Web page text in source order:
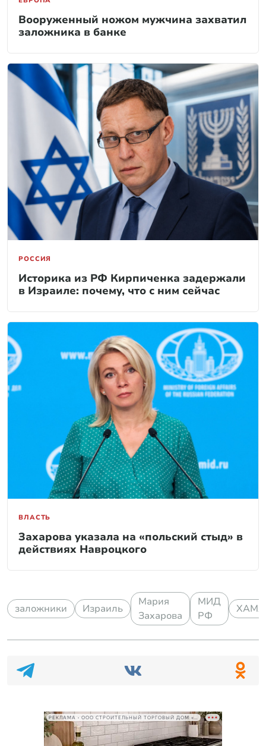
Вооруженный ножом мужчина захватил
заложника в банке
РОССИЯ
Историка из РФ Кирпиченка задержали
в Израиле: почему, что с ним сейчас
ВЛАСТЬ
Захарова указала на «польский стыд» в
действиях Навроцкого
заложники Израиль
Мария
Захарова
МИД
РФ
РЕКЛАМА • ООО СТРОИТЕЛЬНЫЙ ТОРГОВЫЙ ДОМ «ПЕТРОВИЧ», ИНН 7802348846